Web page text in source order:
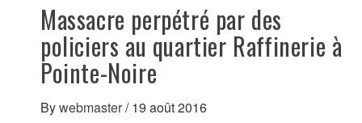
Massacre perpétré par des
policiers au quartier Raffinerie à
Pointe-Noire
Bywebmaster/ 19 août 2016